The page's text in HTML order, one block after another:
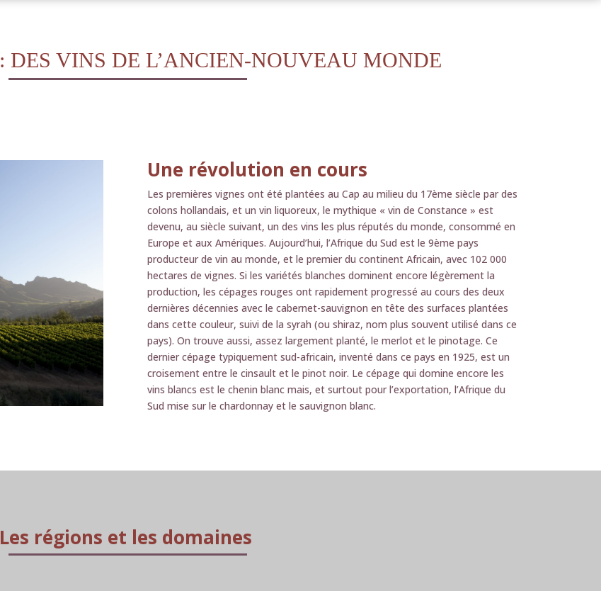
: DES VINS DE L’ANCIEN-NOUVEAU MONDE
Une révolution en cours
Les premières vignes ont été plantées au Cap au milieu du 17ème siècle par des
colons hollandais, et un vin liquoreux, le mythique « vin de Constance » est
devenu, au siècle suivant, un des vins les plus réputés du monde, consommé en
Europe et aux Amériques. Aujourd’hui, l’Afrique du Sud est le 9ème pays
producteur de vin au monde, et le premier du continent Africain, avec 102 000
hectares de vignes. Si les variétés blanches dominent encore légèrement la
production, les cépages rouges ont rapidement progressé au cours des deux
dernières décennies avec le cabernet-sauvignon en tête des surfaces plantées
dans cette couleur, suivi de la syrah (ou shiraz, nom plus souvent utilisé dans ce
pays). On trouve aussi, assez largement planté, le merlot et le pinotage. Ce
dernier cépage typiquement sud-africain, inventé dans ce pays en 1925, est un
croisement entre le cinsault et le pinot noir. Le cépage qui domine encore les
vins blancs est le chenin blanc mais, et surtout pour l’exportation, l’Afrique du
Sud mise sur le chardonnay et le sauvignon blanc.
Les régions et les domaines